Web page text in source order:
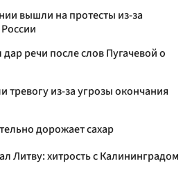
вышли на протесты из-за
речи после слов Пугачевой о
тревогу из-за угрозы окончания
дорожает сахар
Литву: хитрость с Калининградом